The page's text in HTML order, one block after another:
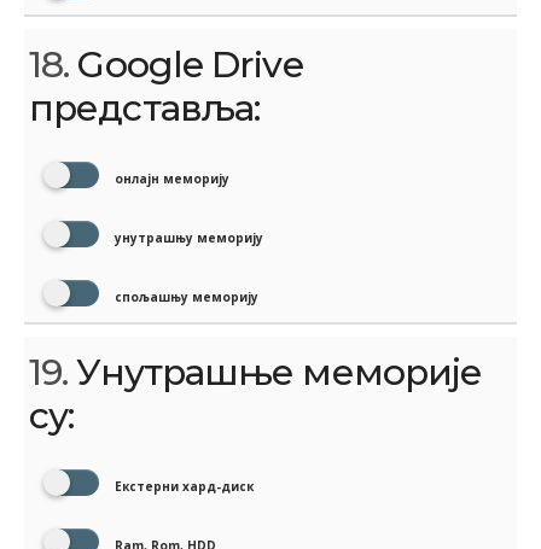
18. Google Drive
представља:
онлајн меморију
унутрашњу меморију
спољашњу меморију
19.Унутрашње меморије
су:
Екстерни хард-диск
Ram, Rom, HDD